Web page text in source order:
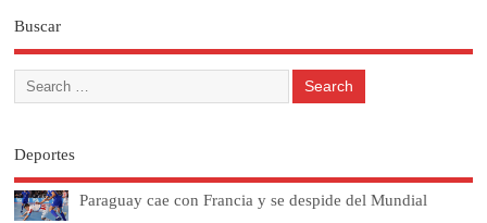
Buscar
Deportes
Paraguay cae con Francia y se despide del Mundial